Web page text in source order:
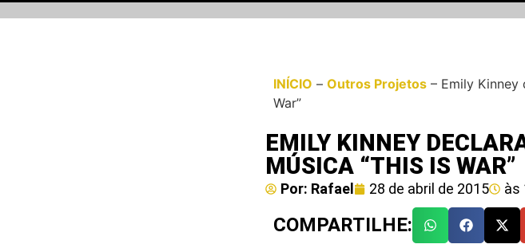
INÍCIO – Outros Projetos – Emily Kinney
War”
EMILY KINNEY
MÚSICA “THIS IS WAR”
Por: Rafael 28 de abril de 2015 às
COMPARTILHE: